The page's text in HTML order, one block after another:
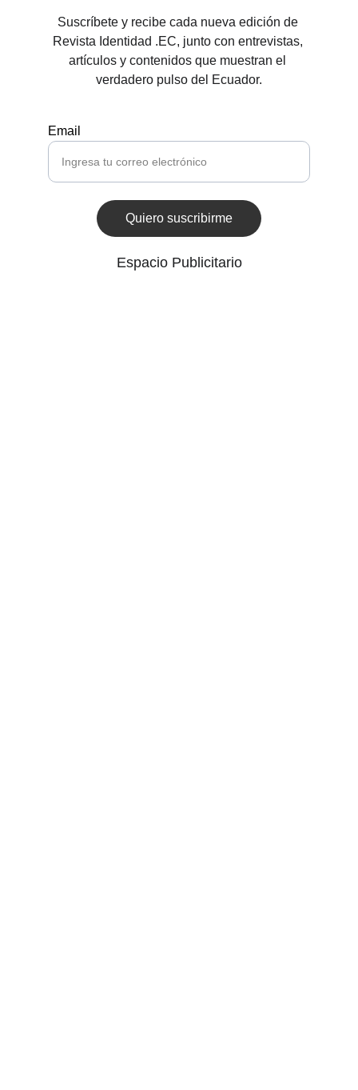
Email
Quiero suscribirme
Suscríbete y recibe cada nueva edición de
Revista Identidad .EC, junto con entrevistas,
artículos y contenidos que muestran el
verdadero pulso del Ecuador.
Espacio Publicitario